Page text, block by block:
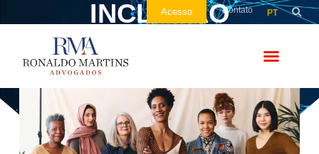
Acesso Contato PT
INCLUSÃO